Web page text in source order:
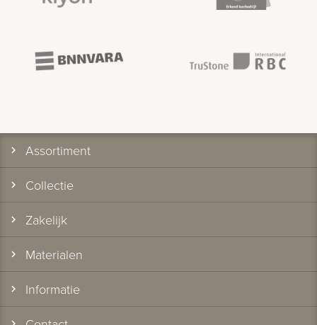
Assortiment
Collectie
Zakelijk
Materialen
Informatie